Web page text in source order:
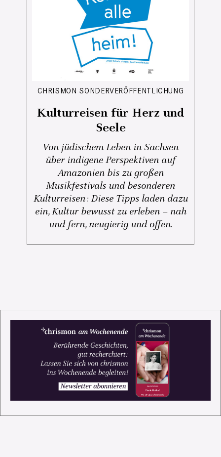
CHRISMON SONDERVERÖFFENTLICHUNG
Kulturreisen für Herz und
Seele
Von jüdischem Leben in Sachsen
über indigene Perspektiven auf
Amazonien bis zu großen
Musikfestivals und besonderen
Kulturreisen: Diese Tipps laden dazu
ein, Kultur bewusst zu erleben – nah
und fern, neugierig und offen.